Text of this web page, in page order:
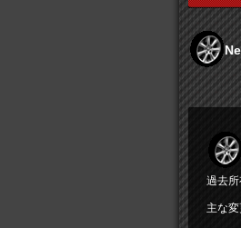
過去所
主な